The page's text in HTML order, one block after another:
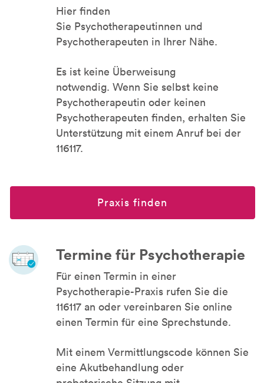
Hier finden
Sie Psychotherapeutinnen und
Psychotherapeuten in Ihrer Nähe.
Es ist keine Überweisung
notwendig. Wenn Sie selbst keine
Psychotherapeutin oder keinen
Psychotherapeuten finden, erhalten Sie
Unterstützung mit einem Anruf bei der
116117.
Praxis finden
Termine für Psychotherapie
Für einen Termin in einer
Psychotherapie-Praxis rufen Sie die
116117 an oder vereinbaren Sie online
einen Termin für eine Sprechstunde.
Mit einem Vermittlungscode können Sie
eine Akutbehandlung oder